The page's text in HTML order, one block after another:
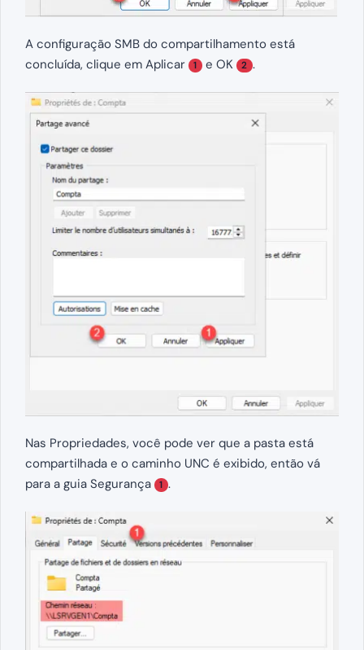
A configuração SMB do compartilhamento está
concluída, clique em Aplicar
1 e OK 2 .
Nas Propriedades, você pode ver que a pasta está
compartilhada e o caminho UNC é exibido, então vá
para a guia Segurança
1 .